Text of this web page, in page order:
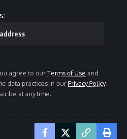
agree to ourTerms of Use and
data practices in ourPrivacy Policy.
at any time.